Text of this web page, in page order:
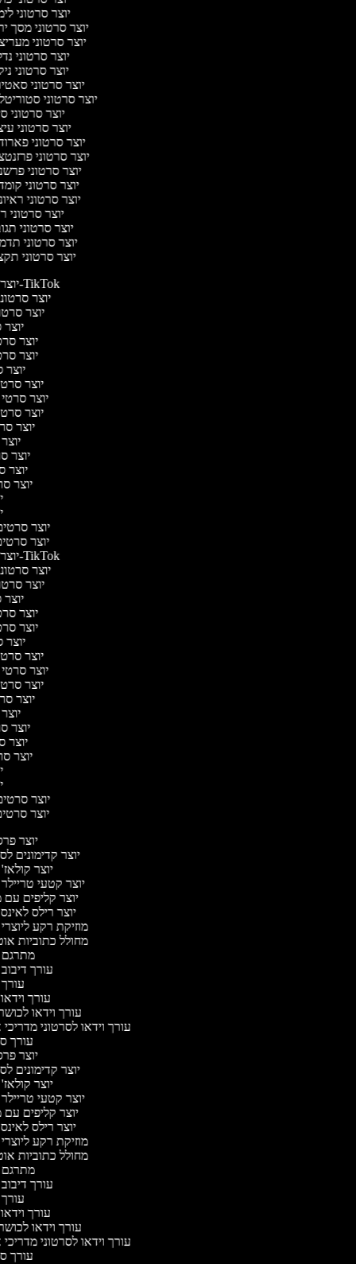
יוצר סרטוני
יוצר סרטוני מסך
יוצר סרטוני
יוצר סרטוני
יוצר סרטוני
יוצר סרטוני
יוצר סרטוני
יוצר סרטוני
יוצר סרטוני
יוצר סרטוני
יוצר סרטוני
יוצר סרטוני
יוצר סרטוני
יוצר סרטוני
יוצר סרטוני
יוצר סרטוני
יוצר סרטוני
יוצר סרטוני
יוצר סרטונים ל-TikTok
יוצר
יוצר
יוצר
יוצר
יוצר
יוצר
יוצר סרטי
יוצר
יוצר
יוצר
יוצר
יוצר
יוצר
יוצר
יוצר סרטונים ל-TikTok
יוצר
יוצר
יוצר
יוצר
יוצר
יוצר
יוצר סרטי
יוצר
יוצר
יוצר
יוצר
יוצר
יוצר
יוצר
יוצר
יוצר קדימונים
יוצר
יוצר קטעי
יוצר קליפים
יוצר רילס
מוזיקת רקע
מחולל כתוביות
עורך
עורך
עורך וידאו
עורך וידאו לסרטוני
עורך
יוצר
יוצר קדימונים
יוצר
יוצר קטעי
יוצר קליפים
יוצר רילס
מוזיקת רקע
מחולל כתוביות
עורך
עורך
עורך וידאו
עורך וידאו לסרטוני
עורך